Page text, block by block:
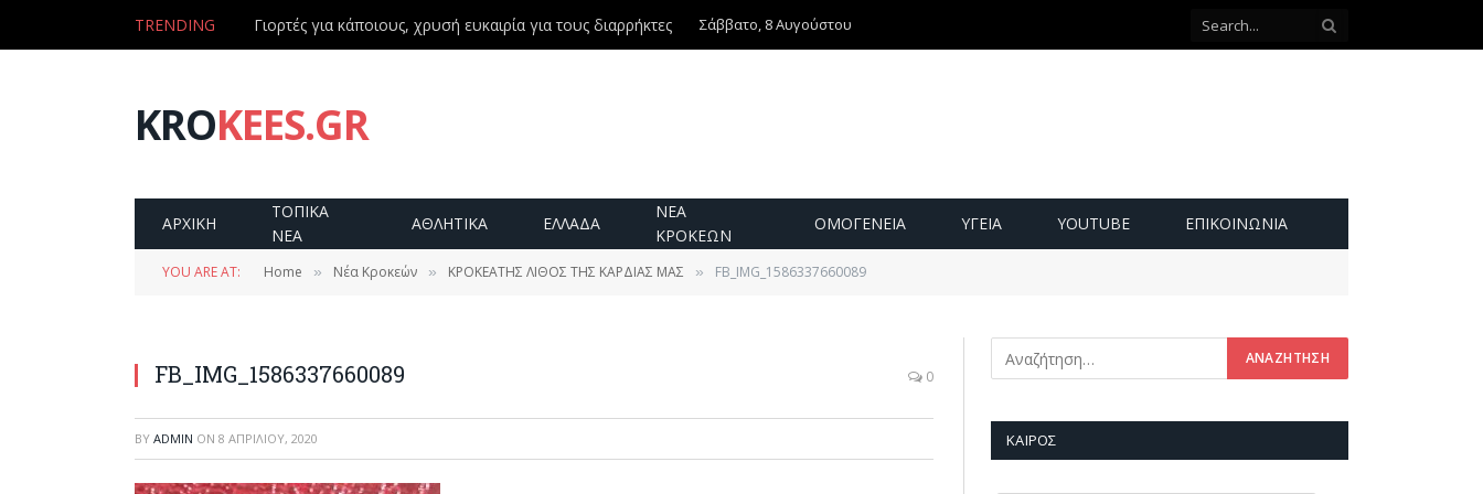
TRENDING Γιορτές για κάποιους, χρυσή ευκαιρία για τους διαρρήκτες Σάββατο, 8 Αυγούστου
KROKEES.GR
ΑΡΧΙΚΗ
ΤΟΠΙΚΑ
ΝΕΑ
ΑΘΛΗΤΙΚΑ ΕΛΛΑΔΑ
ΝΕΑ
ΚΡΟΚΕΩΝ
ΟΜΟΓΕΝΕΙΑ ΥΓΕΙΑ YOUTUBE ΕΠΙΚΟΙΝΩΝΊΑ
YOU ARE AT: Home » Νέα Κροκεών » ΚΡΟΚΕΑΤΗΣ ΛΙΘΟΣ ΤΗΣ ΚΑΡΔΙΑΣ ΜΑΣ » FB_IMG_1586337660089
FB_IMG_1586337660089 0
BY ADMIN ON 8 ΑΠΡΙΛΊΟΥ, 2020 ΚΑΙΡΌΣ